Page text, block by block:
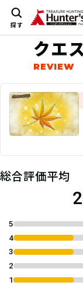
探す
クエ
総合評価平均
5
4
3
2
1